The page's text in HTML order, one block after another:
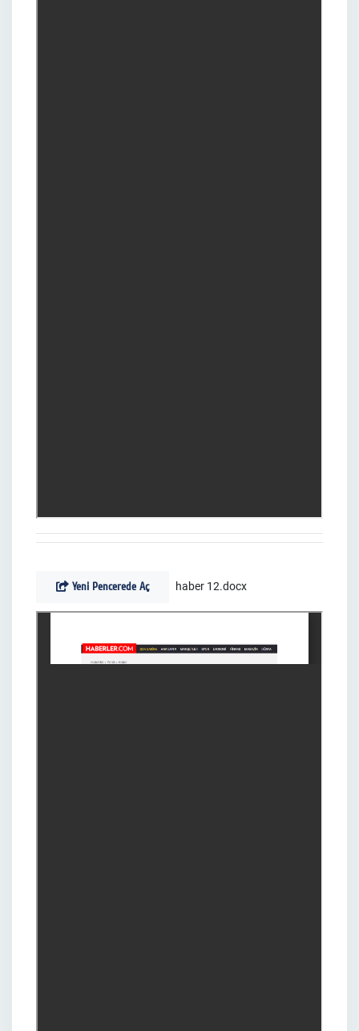
Yeni Pencerede Aç haber 12.docx